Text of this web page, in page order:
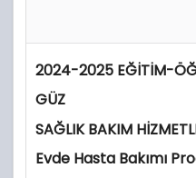
2024-2025 EĞİTİM-
GÜZ
SAĞLIK BAKIM
Evde Hasta Bakımı